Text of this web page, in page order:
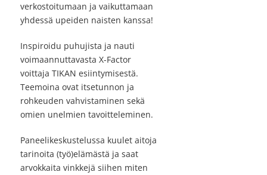
verkostoitumaan ja vaikuttamaan
yhdessä upeiden naisten kanssa!
Inspiroidu puhujista ja nauti
voimaannuttavasta X-Factor
voittaja TIKAN esiintymisestä.
Teemoina ovat itsetunnon ja
rohkeuden vahvistaminen sekä
omien unelmien tavoitteleminen.
Paneelikeskustelussa kuulet aitoja
tarinoita (työ)elämästä ja saat
arvokkaita vinkkejä siihen miten